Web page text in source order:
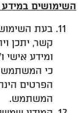
השימושים במידע
בעת
קשר, יתכן
ומידע אישי
כי המשתמש
הפרטים
המשתמש.